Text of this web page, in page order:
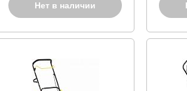
Нет в наличии